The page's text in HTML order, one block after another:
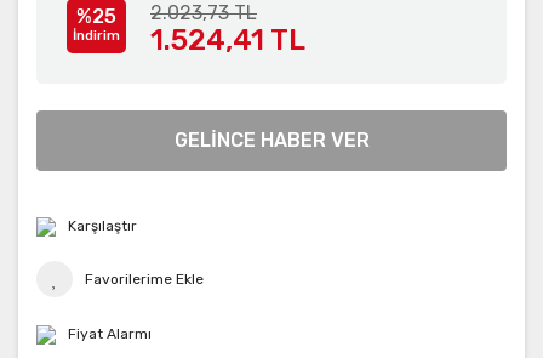
%25
İndirim
2.023,73 TL
1.524,41 TL
GELİNCE HABER VER
Karşılaştır
Fiyat Alarmı